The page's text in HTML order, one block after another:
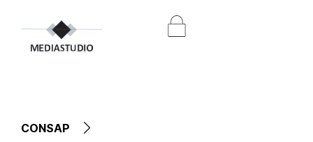
CONSAP